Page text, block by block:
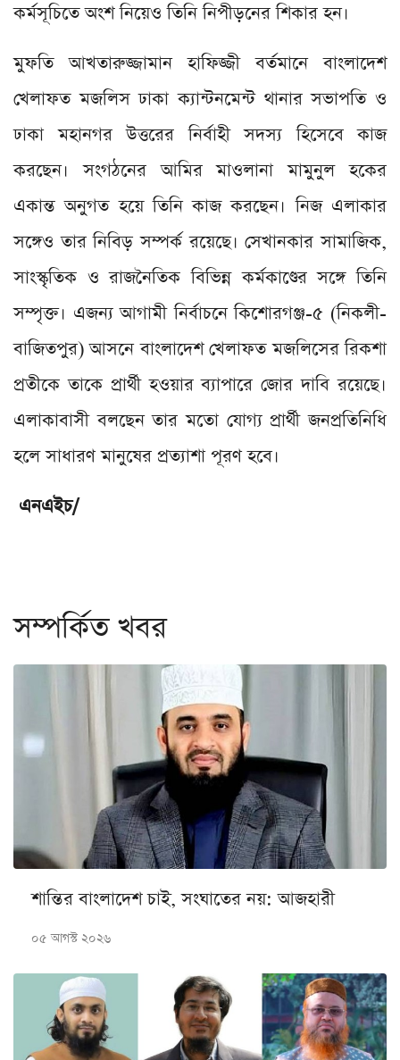
কর্মসূচিতে অংশ নিয়েও তিনি নিপীড়নের শিকার হন।
মুফতি আখতারুজ্জামান হাফিজ্জী বর্তমানে বাংলাদেশ
খেলাফত মজলিস ঢাকা ক্যান্টনমেন্ট থানার সভাপতি ও
ঢাকা মহানগর উত্তরের নির্বাহী সদস্য হিসেবে কাজ
করছেন। সংগঠনের আমির মাওলানা মামুনুল হকের
একান্ত অনুগত হয়ে তিনি কাজ করছেন। নিজ এলাকার
সঙ্গেও তার নিবিড় সম্পর্ক রয়েছে। সেখানকার সামাজিক,
সাংস্কৃতিক ও রাজনৈতিক বিভিন্ন কর্মকাণ্ডের সঙ্গে তিনি
সম্পৃক্ত। এজন্য আগামী নির্বাচনে কিশোরগঞ্জ-৫ (নিকলী-
বাজিতপুর) আসনে বাংলাদেশ খেলাফত মজলিসের রিকশা
প্রতীকে তাকে প্রার্থী হওয়ার ব্যাপারে জোর দাবি রয়েছে।
এলাকাবাসী বলছেন তার মতো যোগ্য প্রার্থী জনপ্রতিনিধি
হলে সাধারণ মানুষের প্রত্যাশা পূরণ হবে।
এনএইচ/
সম্পর্কিত খবর
শান্তির বাংলাদেশ চাই, সংঘাতের নয়: আজহারী
০৫ আগস্ট ২০২৬